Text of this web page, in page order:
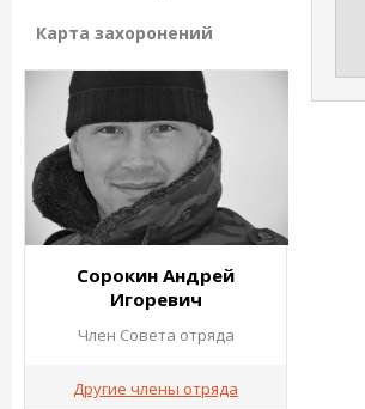
Карта захоронений
Сорокин Андрей
Игоревич
Член Совета отряда
Другие члены отряда